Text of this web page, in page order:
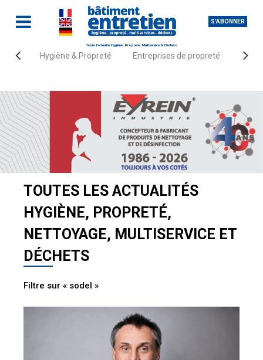
S'ABONNER
Toute l'actualité Hygiène, Propreté, Multiservice & Déchets
Hygiène & Propreté Entreprises de propreté
Accueil Actualités
TOUTES LES ACTUALITÉS
HYGIÈNE, PROPRETÉ,
NETTOYAGE, MULTISERVICE ET
DÉCHETS
Filtre sur « sodel »